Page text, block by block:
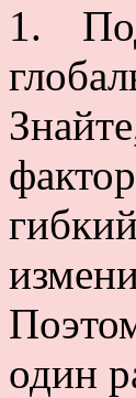
1.
один